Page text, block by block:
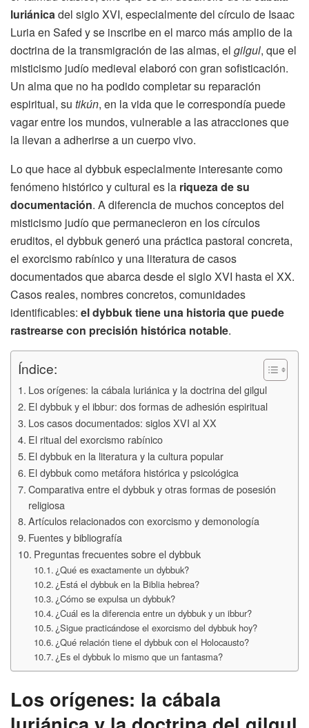
luriánicadel siglo XVI, especialmente del círculo de Isaac
Luria en Safed y se inscribe en el marco más amplio de la
doctrina de la transmigración de las almas, el gilgul, que el
misticismo judío medieval elaboró con gran sofisticación.
Un alma que no ha podido completar su reparación
espiritual, su tikún, en la vida que le correspondía puede
vagar entre los mundos, vulnerable a las atracciones que
la llevan a adherirse a un cuerpo vivo.
Lo que hace al dybbuk especialmente interesante como
fenómeno histórico y cultural es la riqueza de su
documentación. A diferencia de muchos conceptos del
misticismo judío que permanecieron en los círculos
eruditos, el dybbuk generó una práctica pastoral concreta,
el exorcismo rabínico y una literatura de casos
documentados que abarca desde el siglo XVI hasta el XX.
Casos reales, nombres concretos, comunidades
identificables: el dybbuk tiene una historia que puede
rastrearse con precisión histórica notable.
Índice:
Los orígenes: la cábala luriánica y la doctrina del gilgul
El dybbuk y el ibbur: dos formas de adhesión espiritual
Los casos documentados: siglos XVI al XX
El ritual del exorcismo rabínico
El dybbuk en la literatura y la cultura popular
El dybbuk como metáfora histórica y psicológica
Comparativa entre el dybbuk y otras formas de posesión
religiosa
Artículos relacionados con exorcismo y demonología
Fuentes y bibliografía
Preguntas frecuentes sobre el dybbuk
¿Qué es exactamente un dybbuk?
¿Está el dybbuk en la Biblia hebrea?
¿Cómo se expulsa un dybbuk?
¿Cuál es la diferencia entre un dybbuk y un ibbur?
¿Sigue practicándose el exorcismo del dybbuk hoy?
¿Qué relación tiene el dybbuk con el Holocausto?
¿Es el dybbuk lo mismo que un fantasma?
Los orígenes: la cábala